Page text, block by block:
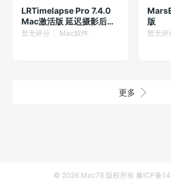
LRTimelapse Pro 7.4.0
Mac激活版 延迟摄影后期
渲染
暂无评分 Mac软件
版
暂无评
更多
© 2026 Mac78版权所有 豫ICP备